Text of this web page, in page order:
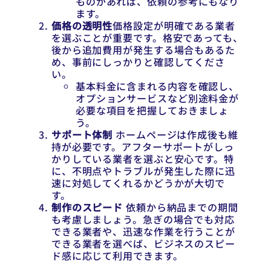
ます。
価格の透明性価格設定が明確である業者
を選ぶことが重要です。格安であっても、
後から追加費用が発生する場合もあるた
め、事前にしっかりと確認してくださ
い。
基本料金に含まれる内容を確認し、
オプションサービスなど別途料金が
必要な項目を把握しておきましょ
う。
サポート体制 ホームページは作成後も維
持が必要です。アフターサポートがしっ
かりしている業者を選ぶと安心です。特
に、不明点やトラブルが発生した際に迅
速に対処してくれるかどうかが大切で
す。
制作のスピード 依頼から納品までの期間
も考慮しましょう。急ぎの場合でも対応
できる業者や、迅速な作業を行うことが
できる業者を選べば、ビジネスのスピー
ド感に応じて利用できます。